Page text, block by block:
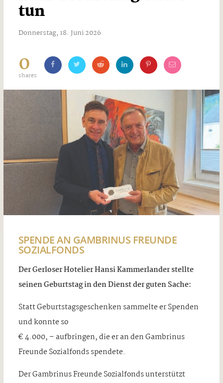
tun
Donnerstag, 18. Juni 2026
0
shares
SPENDE AN GAMBRINUS FREUNDE
SOZIALFONDS
Der Gerloser Hotelier Hansi Kammerlander stellte
seinen Geburtstag in den Dienst der guten Sache:
Statt Geburtstagsgeschenken sammelte er Spenden
und konnte so
€ 4.000, – aufbringen, die er an den Gambrinus
Freunde Sozialfonds spendete.
Der Gambrinus Freunde Sozialfonds unterstützt